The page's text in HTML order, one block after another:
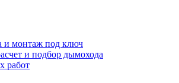
и монтаж под ключ
и подбор дымохода
работ